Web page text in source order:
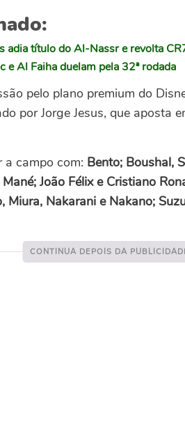
adia título do Al-Nassr e revolta
e Al Faiha duelam pela 32ª rodada
pelo plano premium do
por Jorge Jesus, que aposta
a campo com: Bento; Boushal,
João Félix e Cristiano
Miura, Nakarani e Nakano;